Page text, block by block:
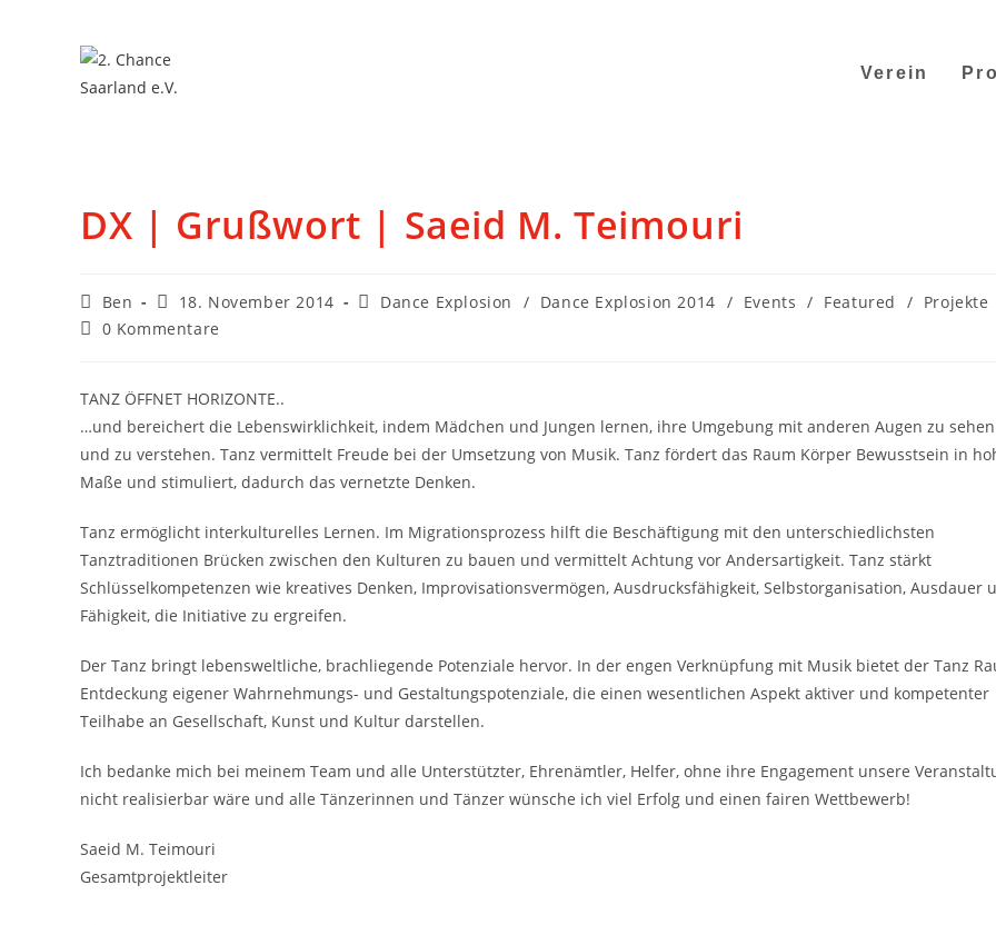
Verein
DX | Grußwort | Saeid M. Teimouri
Ben 18. November 2014 Dance Explosion / Dance Explosion 2014 / Events / Featured / Projekte
0 Kommentare
TANZ ÖFFNET HORIZONTE..
…und bereichert die Lebenswirklichkeit, indem Mädchen und Jungen lernen, ihre Umgebung mit anderen Augen zu sehen
und zu verstehen. Tanz vermittelt Freude bei der Umsetzung von Musik. Tanz fördert das Raum Körper Bewusstsein in
Maße und stimuliert, dadurch das vernetzte Denken.
Tanz ermöglicht interkulturelles Lernen. Im Migrationsprozess hilft die Beschäftigung mit den unterschiedlichsten
Tanztraditionen Brücken zwischen den Kulturen zu bauen und vermittelt Achtung vor Andersartigkeit. Tanz stärkt
Schlüsselkompetenzen wie kreatives Denken, Improvisationsvermögen, Ausdrucksfähigkeit, Selbstorganisation, Ausdauer
Fähigkeit, die Initiative zu ergreifen.
Der Tanz bringt lebensweltliche, brachliegende Potenziale hervor. In der engen Verknüpfung mit Musik bietet der Tanz
Entdeckung eigener Wahrnehmungs- und Gestaltungspotenziale, die einen wesentlichen Aspekt aktiver und kompetenter
Teilhabe an Gesellschaft, Kunst und Kultur darstellen.
Ich bedanke mich bei meinem Team und alle Unterstützter, Ehrenämtler, Helfer, ohne ihre Engagement unsere
nicht realisierbar wäre und alle Tänzerinnen und Tänzer wünsche ich viel Erfolg und einen fairen Wettbewerb!
Saeid M. Teimouri
Gesamtprojektleiter